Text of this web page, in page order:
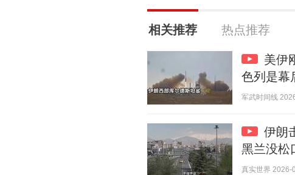
相关推荐 热点推荐
美伊
色列是幕
军武时间线
伊朗
黑兰没松
真实世界 2026-